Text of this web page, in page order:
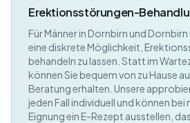
Erektionsstörungen-
Für Männer in Dornbirn und
eine diskrete Möglichkeit,
behandeln zu lassen. Statt im
können Sie bequem von zu Hause
Beratung erhalten. Unsere
jeden Fall individuell und können bei
Eignung ein E-Rezept ausstellen,